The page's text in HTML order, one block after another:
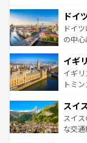
せる
ンテ
で、
聖堂
から
いる
香り
らに
れる
を参
ドイ
ドイ
の中
顔を
ルリ
して
は、お
ドイ
イギ
イギ
トミ
リア
ティ
戦な
スイ
スイ
な交